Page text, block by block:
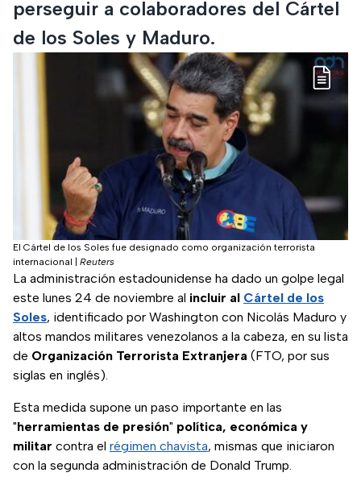
perseguir a colaboradores del Cártel
de los Soles y Maduro.
El Cártel de los Soles fue designado como organización terrorista
internacional
Reuters
La administración estadounidense ha dado un golpe legal
este lunes 24 de noviembre al incluir al Cártel de los
Soles, identificado por Washington con Nicolás Maduro y
altos mandos militares venezolanos a la cabeza, en su lista
de Organización Terrorista Extranjera (FTO, por sus
siglas en inglés).
Esta medida supone un paso importante en las
"herramientas de presión" política, económica y
militar contra el régimen chavista, mismas que iniciaron
con la segunda administración de Donald Trump.